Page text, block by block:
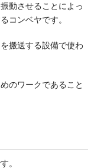
動させることによっ
コンベヤです。
搬送する設備で使わ
のワークであること
。